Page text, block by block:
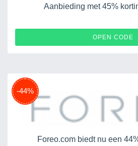
Aanbieding met 45%
OPEN CODE
-44%
Foreo.com biedt nu een